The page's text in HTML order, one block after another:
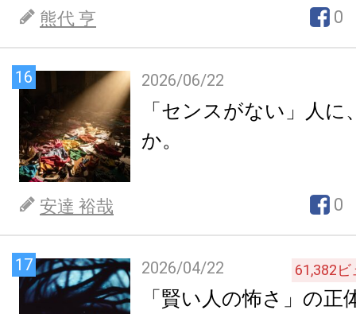
熊代 亨 0
16 2026/06/22
「センスがない」人
か。
安達 裕哉 0
17 2026/04/22 61,382ビ
「賢い人の怖さ」の正